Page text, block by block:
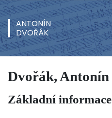
ANTONÍN
DVOŘÁK
Dvořák, Antonín
Základní informace